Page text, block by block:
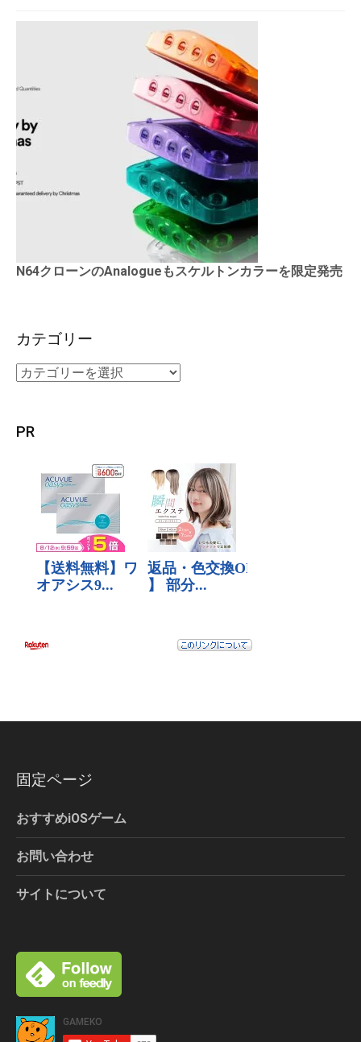
N64クローンのAnalogueもスケルトンカラーを限定発売
カテゴリー
PR
固定ページ
おすすめiOSゲーム
お問い合わせ
サイトについて